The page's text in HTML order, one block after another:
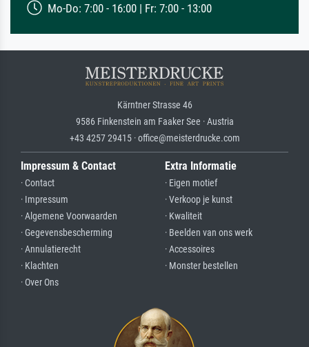
Mo-Do: 7:00 - 16:00 | Fr: 7:00 - 13:00
Kärntner Strasse 46
9586 Finkenstein am Faaker See · Austria
+43 4257 29415 · office@meisterdrucke.com
Impressum & Contact
· Contact
· Impressum
· Algemene Voorwaarden
· Gegevensbescherming
· Annulatierecht
· Klachten
· Over Ons
Extra Informatie
· Eigen motief
· Verkoop je kunst
· Kwaliteit
· Beelden van ons werk
· Accessoires
· Monster bestellen